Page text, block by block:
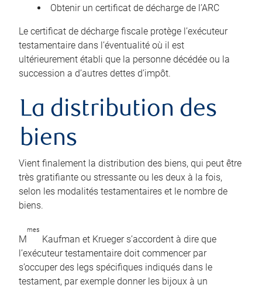
Obtenir un certificat de décharge de l’ARC
Le certificat de décharge fiscale protège l’exécuteur
testamentaire dans l’éventualité où il est
ultérieurement établi que la personne décédée ou la
succession a d’autres dettes d’impôt.
La distribution des
biens
Vient finalement la distribution des biens, qui peut être
très gratifiante ou stressante ou les deux à la fois,
selon les modalités testamentaires et le nombre de
biens.
M
mes
Kaufman et Krueger s’accordent à dire que
l’exécuteur testamentaire doit commencer par
s’occuper des legs spécifiques indiqués dans le
testament, par exemple donner les bijoux à un